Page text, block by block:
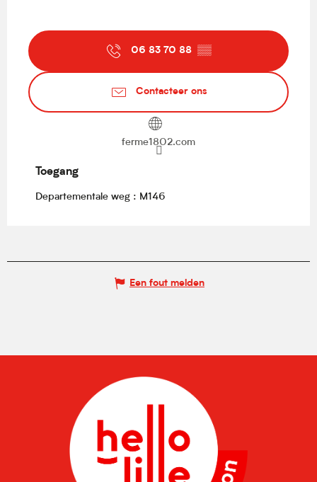
06 83 70 88 ▒▒
Contacteer ons
ferme1802.com
Toegang
Toegang
Departementale weg : M146
Een fout melden